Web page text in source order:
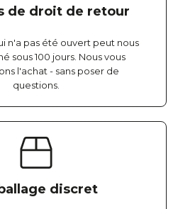
de droit de retour
n'a pas été ouvert peut nous
sous 100 jours. Nous vous
l'achat - sans poser de
questions.
discret